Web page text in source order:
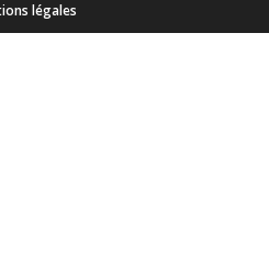
légales